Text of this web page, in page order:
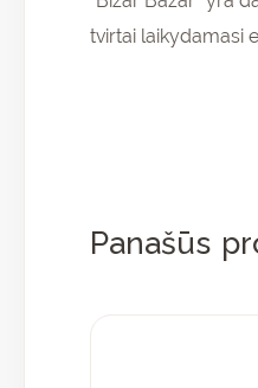
tvirtai laikydamasi
Panašūs